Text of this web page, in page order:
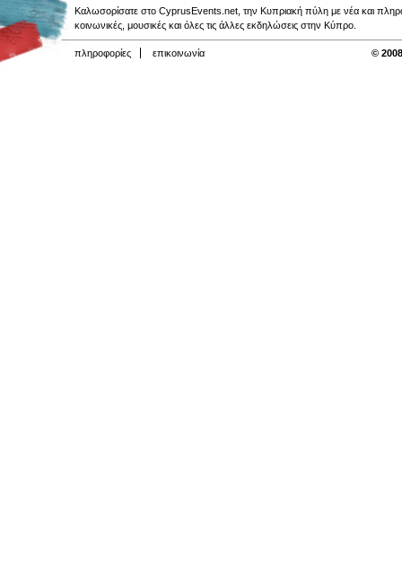
Καλωσορίσατε στο CyprusEvents.net, την Κυπριακή πύλη με νέα και
κοινωνικές, μουσικές και όλες τις άλλες εκδηλώσεις στην Κύπρο.
πληροφορίες επικοινωνία ©